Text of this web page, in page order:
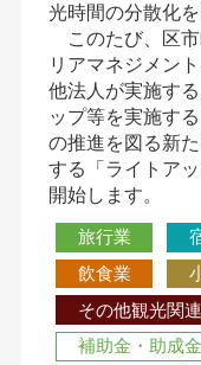
光時間の分散化
このたび、区
リアマネジメン
他法人が実施す
ップ等を実施す
の推進を図る新
する「ライトア
開始します。
旅行業
飲食業
その他観光関
補助金・助成金